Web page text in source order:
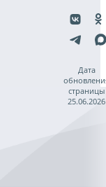
Дата
страницы
25.06.2026